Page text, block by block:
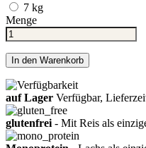
7 kg
Menge
In den Warenkorb
auf Lager Verfügbar,
glutenfrei - Mit Reis als